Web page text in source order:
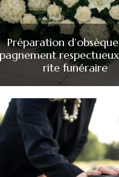
Préparation
rite funéraire